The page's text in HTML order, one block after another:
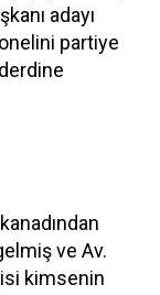
adayı
partiye
ve Av.
kimsenin